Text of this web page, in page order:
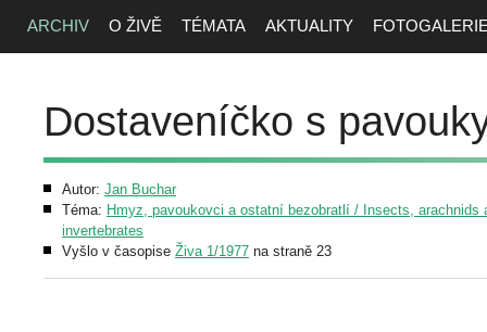
ARCHIV O ŽIVĚ TÉMATA AKTUALITY
Dostaveníčko s
Autor: Jan Buchar
Téma: Hmyz, pavoukovci a ostatní bezobratlí / Insects, arachnids
invertebrates
Vyšlo v časopise Živa 1/1977 na straně 23